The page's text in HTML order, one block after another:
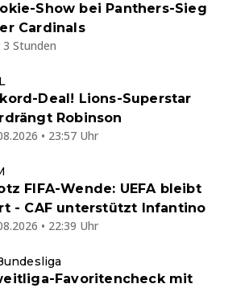
Show bei Panthers-Sieg
Cardinals
Stunden
Deal! Lions-Superstar
Robinson
• 23:57 Uhr
FIFA-Wende: UEFA bleibt
- CAF unterstützt Infantino
• 22:39 Uhr
Favoritencheck mit